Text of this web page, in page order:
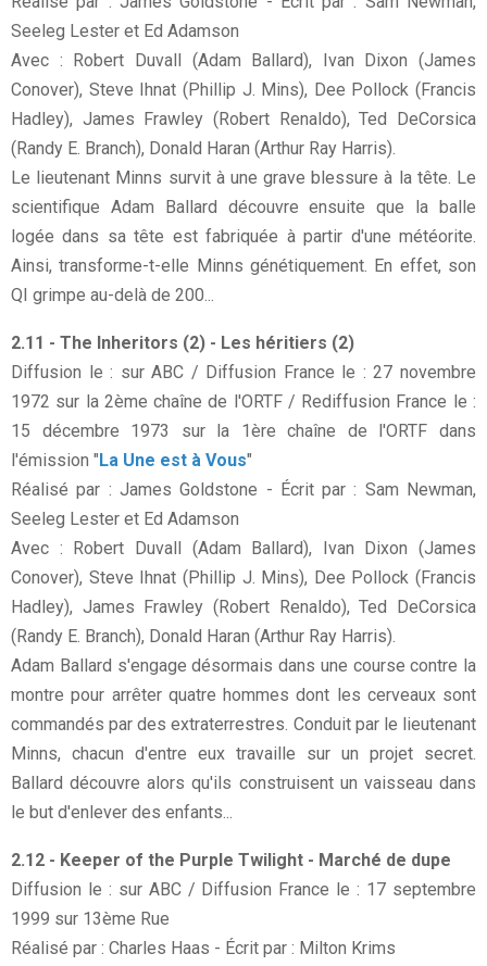
Seeleg Lester et Ed Adamson
Avec : Robert Duvall (Adam Ballard), Ivan Dixon (James
Conover), Steve Ihnat (Phillip J. Mins), Dee Pollock (Francis
Hadley), James Frawley (Robert Renaldo), Ted DeCorsica
(Randy E. Branch), Donald Haran (Arthur Ray Harris).
Le lieutenant Minns survit à une grave blessure à la tête. Le
scientifique Adam Ballard découvre ensuite que la balle
logée dans sa tête est fabriquée à partir d'une météorite.
Ainsi, transforme-t-elle Minns génétiquement. En effet, son
QI grimpe au-delà de 200...
2.11 - The Inheritors (2) - Les héritiers (2)
Diffusion le : sur ABC / Diffusion France le : 27 novembre
1972 sur la 2ème chaîne de l'ORTF / Rediffusion France le :
15 décembre 1973 sur la 1ère chaîne de l'ORTF dans
l'émission " La Une est à Vous"
Réalisé par : James Goldstone - Écrit par : Sam Newman,
Seeleg Lester et Ed Adamson
Avec : Robert Duvall (Adam Ballard), Ivan Dixon (James
Conover), Steve Ihnat (Phillip J. Mins), Dee Pollock (Francis
Hadley), James Frawley (Robert Renaldo), Ted DeCorsica
(Randy E. Branch), Donald Haran (Arthur Ray Harris).
Adam Ballard s'engage désormais dans une course contre la
montre pour arrêter quatre hommes dont les cerveaux sont
commandés par des extraterrestres. Conduit par le lieutenant
Minns, chacun d'entre eux travaille sur un projet secret.
Ballard découvre alors qu'ils construisent un vaisseau dans
le but d'enlever des enfants...
2.12 - Keeper of the Purple Twilight - Marché de dupe
Diffusion le : sur ABC / Diffusion France le : 17 septembre
1999 sur 13ème Rue
Réalisé par : Charles Haas - Écrit par : Milton Krims